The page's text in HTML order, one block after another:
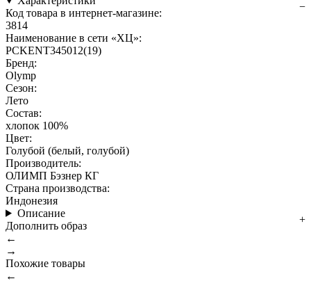
Код товара в интернет-магазине:
3814
Наименование в сети «ХЦ»:
PCKENT345012(19)
Бренд:
Olymp
Сезон:
Лето
Состав:
хлопок 100%
Цвет:
Голубой (белый, голубой)
Производитель:
ОЛИМП Бэзнер КГ
Страна производства:
Индонезия
Описание
Дополнить образ
←
→
Похожие товары
←